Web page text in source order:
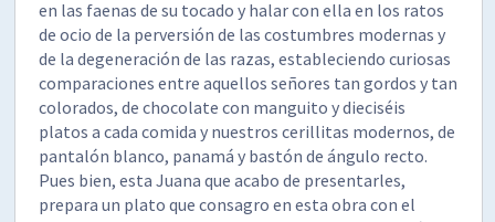
en las faenas de su tocado y halar con ella en los ratos
de ocio de la perversión de las costumbres modernas y
de la degeneración de las razas, estableciendo curiosas
comparaciones entre aquellos señores tan gordos y tan
colorados, de chocolate con manguito y dieciséis
platos a cada comida y nuestros cerillitas modernos, de
pantalón blanco, panamá y bastón de ángulo recto.
Pues bien, esta Juana que acabo de presentarles,
prepara un plato que consagro en esta obra con el